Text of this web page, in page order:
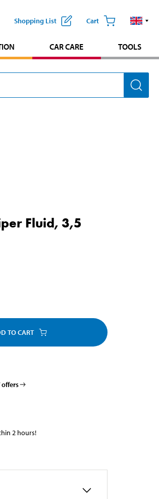
Shopping List Cart
CAR CARE TOOLS
Fluid, 3,5
TO CART
offers
2 hours!